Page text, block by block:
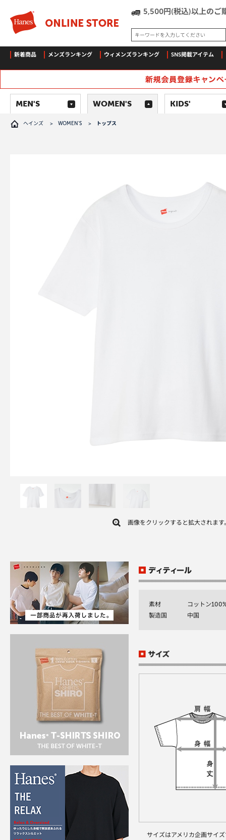
5,500円(税込)以上のご
キーワードを入力してください
新着商品 メンズランキング ウィメンズランキング SNS掲載アイテム
MEN'S WOMEN'S KIDS'
ヘインズ > WOMEN'S > トップス
画像をクリックすると拡大されます
素材
コットン
製造国
中国
サイズはアメリカ企画サイ